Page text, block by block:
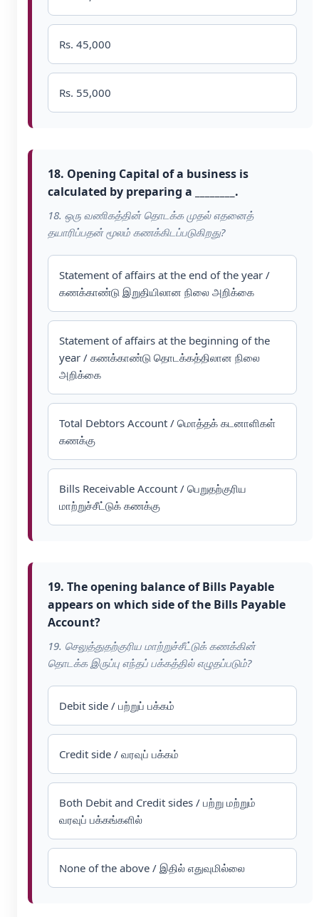
Rs. 45,000
Rs. 55,000
18. Opening Capital of a business is
calculated by preparing a ________.
18. ஒரு வணிகத்தின் தொடக்க முதல் எதனைத்
தயாரிப்பதன் மூலம் கணக்கிடப்படுகிறது?
Statement of affairs at the end of the year /
கணக்காண்டு இறுதியிலான நிலை அறிக்கை
Statement of affairs at the beginning of the
year / கணக்காண்டு தொடக்கத்திலான நிலை
அறிக்கை
Total Debtors Account / மொத்தக் கடனாளிகள்
கணக்கு
Bills Receivable Account / பெறுதற்குரிய
மாற்றுச்சீட்டுக் கணக்கு
19. The opening balance of Bills Payable
appears on which side of the Bills Payable
Account?
19. செலுத்துதற்குரிய மாற்றுச்சீட்டுக் கணக்கின்
தொடக்க இருப்பு எந்தப் பக்கத்தில் எழுதப்படும்?
Debit side / பற்றுப் பக்கம்
Credit side / வரவுப் பக்கம்
Both Debit and Credit sides / பற்று மற்றும்
வரவுப் பக்கங்களில்
None of the above / இதில் எதுவுமில்லை